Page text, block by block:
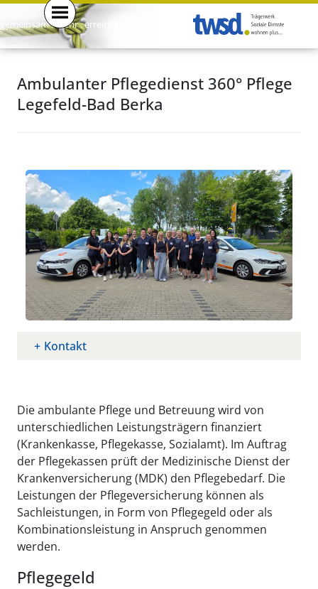
gemeinsam . mehr . erreichen .
Ambulanter Pflegedienst 360° Pflege
Legefeld-Bad Berka
Kontakt
Die ambulante Pflege und Betreuung wird von
unterschiedlichen Leistungsträgern finanziert
(Krankenkasse, Pflegekasse, Sozialamt). Im Auftrag
der Pflegekassen prüft der Medizinische Dienst der
Krankenversicherung (MDK) den Pflegebedarf. Die
Leistungen der Pflegeversicherung können als
Sachleistungen, in Form von Pflegegeld oder als
Kombinationsleistung in Anspruch genommen
werden.
Pflegegeld